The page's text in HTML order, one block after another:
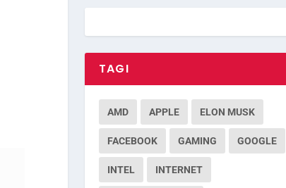
TAGI
AMD APPLE ELON MUSK
FACEBOOK GAMING GOOGLE
INTEL INTERNET